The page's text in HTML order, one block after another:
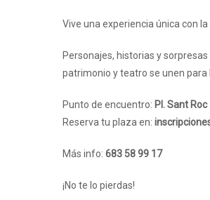
Vive una experiencia única con la
Personajes, historias y
patrimonio y teatro se unen para
Punto de encuentro: Pl. Sant Roc
Reserva tu plaza en:
Más info: 683 58 99 17
¡No te lo pierdas!